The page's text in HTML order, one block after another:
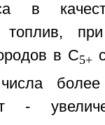
в
топлив,
в С5+
-